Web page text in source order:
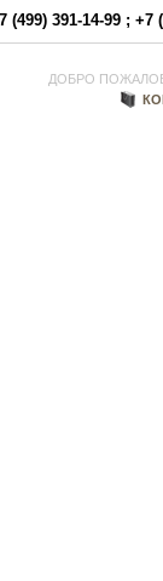
(499) 391-14-99 ; +7
ДОБРО